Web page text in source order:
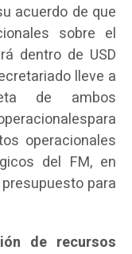
acuerdo de que
sobre el
dentro de USD
lleve a
de ambos
operacionales
del FM, en
para
de recursos